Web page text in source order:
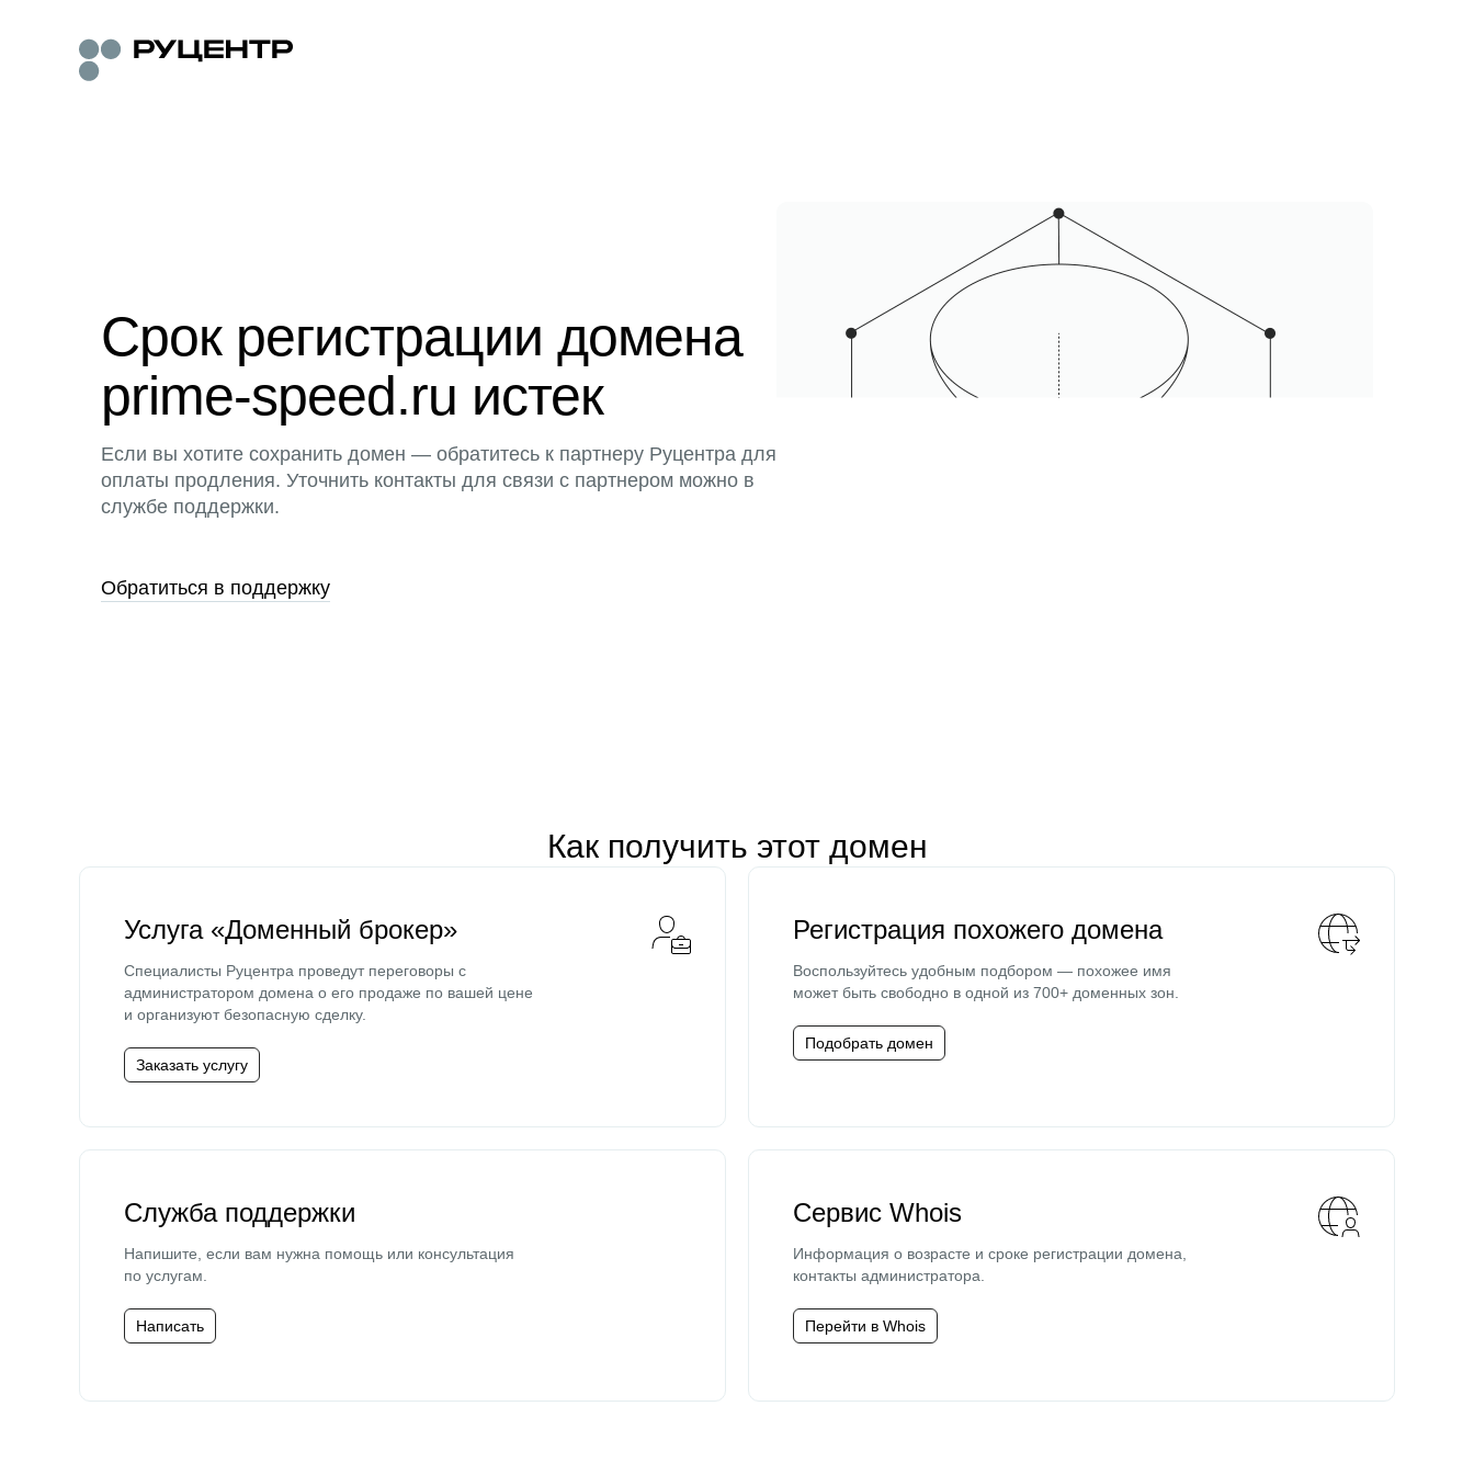
Срок регистрации домена
prime-speed.ru истек
Если вы хотите сохранить домен — обратитесь к партнеру Руцентра для
оплаты продления. Уточнить контакты для связи с партнером можно в
службе поддержки.
Обратиться в поддержку
Как получить этот домен
Услуга «Доменный брокер»
Специалисты Руцентра проведут переговоры с
администратором домена о его продаже по вашей цене
и организуют безопасную сделку.
Заказать услугу
Регистрация похожего домена
Воспользуйтесь удобным подбором — похожее имя
может быть свободно в одной из 700+ доменных зон.
Подобрать домен
Служба поддержки
Напишите, если вам нужна помощь или консультация
по услугам.
Написать
Сервис Whois
Информация о возрасте и сроке регистрации домена,
контакты администратора.
Перейти в Whois